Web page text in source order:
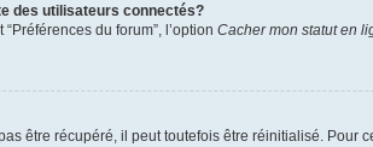
des utilisateurs connectés?
du forum”, l’option Cacher mon statut en
être récupéré, il peut toutefois être réinitialisé. Pour